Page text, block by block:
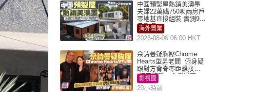
中國預製屋熱銷美澳墨
夫婦22萬購750呎兩房戶
零地基直接組裝 實測9個
月激讚
海外置業
2026-08-06 06:00 HKT
佘詩曼疑胸壓Chrome
Hearts型男老闆 俯身疑
跟對方背脊零距離接觸
網民驚呼：企側邊唔
得？
影視圈
20小時前